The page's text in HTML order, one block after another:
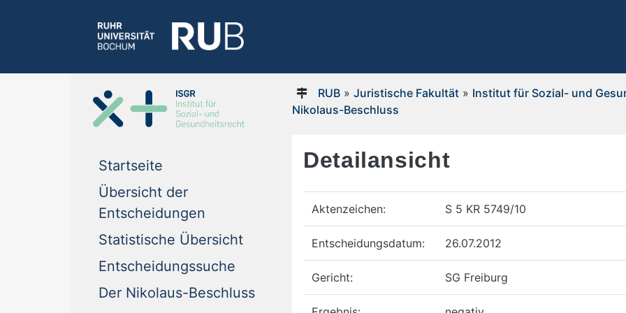
Startseite
Übersicht der
Entscheidungen
Statistische Übersicht
Entscheidungssuche
Der Nikolaus-Beschluss
RUB» Juristische Fakultät» Institut für Sozial- und
Nikolaus-Beschluss
Detailansicht
Aktenzeichen: S 5 KR 5749/10
Entscheidungsdatum: 26.07.2012
Gericht: SG Freiburg